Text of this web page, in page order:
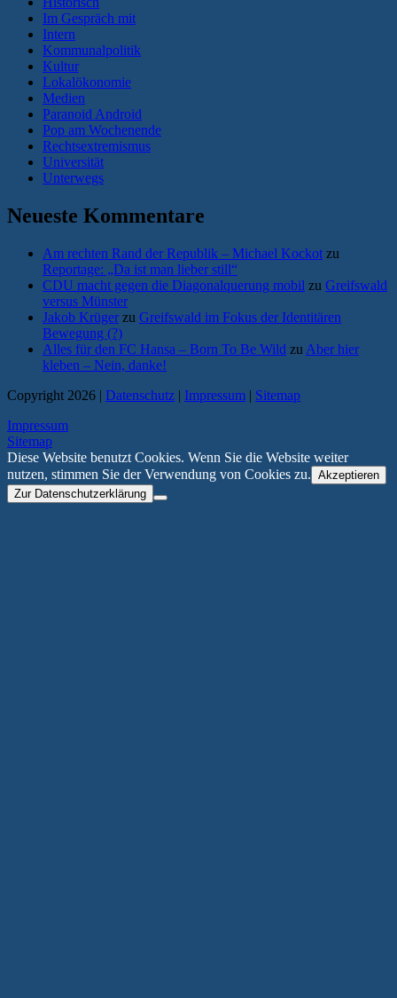
Im Gespräch mit
Intern
Kommunalpolitik
Kultur
Lokalökonomie
Medien
Paranoid Android
Pop am Wochenende
Rechtsextremismus
Universität
Unterwegs
Neueste Kommentare
Am rechten Rand der Republik – Michael Kockot zu
Reportage: „Da ist man lieber still“
CDU macht gegen die Diagonalquerung mobil zu Greifswald
versus Münster
Jakob Krüger zu Greifswald im Fokus der Identitären
Bewegung (?)
Alles für den FC Hansa – Born To Be Wild zu Aber hier
kleben – Nein, danke!
Copyright 2026 | Datenschutz | Impressum | Sitemap
Impressum
Sitemap
Diese Website benutzt Cookies. Wenn Sie die Website weiter
nutzen, stimmen Sie der Verwendung von Cookies zu. Akzeptieren
Zur Datenschutzerklärung